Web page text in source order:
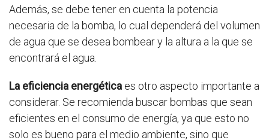
Además, se debe tener en cuenta la potencia
necesaria de la bomba, lo cual dependerá del volumen
de agua que se desea bombear y la altura a la que se
encontrará el agua.
La eficiencia energética es otro aspecto importante a
considerar. Se recomienda buscar bombas que sean
eficientes en el consumo de energía, ya que esto no
solo es bueno para el medio ambiente, sino que